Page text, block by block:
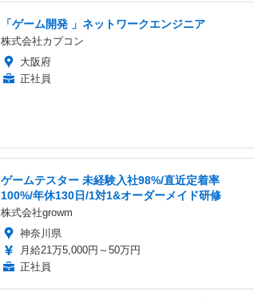
「ゲーム開発 」ネットワークエンジニア
株式会社カプコン
大阪府
正社員
ゲームテスター 未経験入社98%/直近定着率
100%/年休130日/1対1&オーダーメイド研修
株式会社growm
神奈川県
月給21万5,000円～50万円
正社員